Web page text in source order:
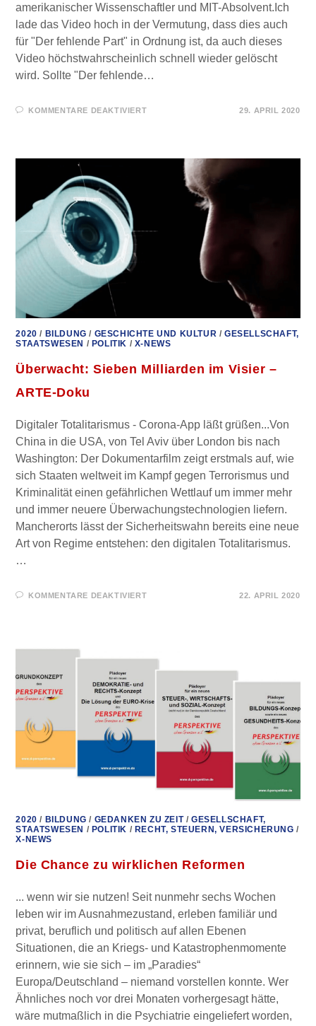
amerikanischer Wissenschaftler und MIT-Absolvent.Ich
lade das Video hoch in der Vermutung, dass dies auch
für "Der fehlende Part" in Ordnung ist, da auch dieses
Video höchstwahrscheinlich schnell wieder gelöscht
wird. Sollte "Der fehlende…
KOMMENTARE DEAKTIVIERTFÜR
MEHR…
AYYADURAI
29. APRIL 2020
2020 / BILDUNG / GESCHICHTE UND KULTUR /GESELLSCHAFT,
STAATSWESEN / POLITIK / X-NEWS
Überwacht: Sieben Milliarden im Visier –
ARTE-Doku
Digitaler Totalitarismus - Corona-App läßt grüßen...Von
China in die USA, von Tel Aviv über London bis nach
Washington: Der Dokumentarfilm zeigt erstmals auf, wie
sich Staaten weltweit im Kampf gegen Terrorismus und
Kriminalität einen gefährlichen Wettlauf um immer mehr
und immer neuere Überwachungstechnologien liefern.
Mancherorts lässt der Sicherheitswahn bereits eine neue
Art von Regime entstehen: den digitalen Totalitarismus.
…
KOMMENTARE DEAKTIVIERTFÜR
ARTE-
DOKU
22. APRIL 2020
2020 / BILDUNG / GEDANKEN ZU ZEIT/GESELLSCHAFT,
STAATSWESEN / POLITIK / RECHT, STEUERN, VERSICHERUNG /
X-NEWS
Die Chance zu wirklichen Reformen
... wenn wir sie nutzen! Seit nunmehr sechs Wochen
leben wir im Ausnahmezustand, erleben familiär und
privat, beruflich und politisch auf allen Ebenen
Situationen, die an Kriegs- und Katastrophenmomente
erinnern, wie sie sich – im „Paradies“
Europa/Deutschland – niemand vorstellen konnte. Wer
Ähnliches noch vor drei Monaten vorhergesagt hätte,
wäre mutmaßlich in die Psychiatrie eingeliefert worden,